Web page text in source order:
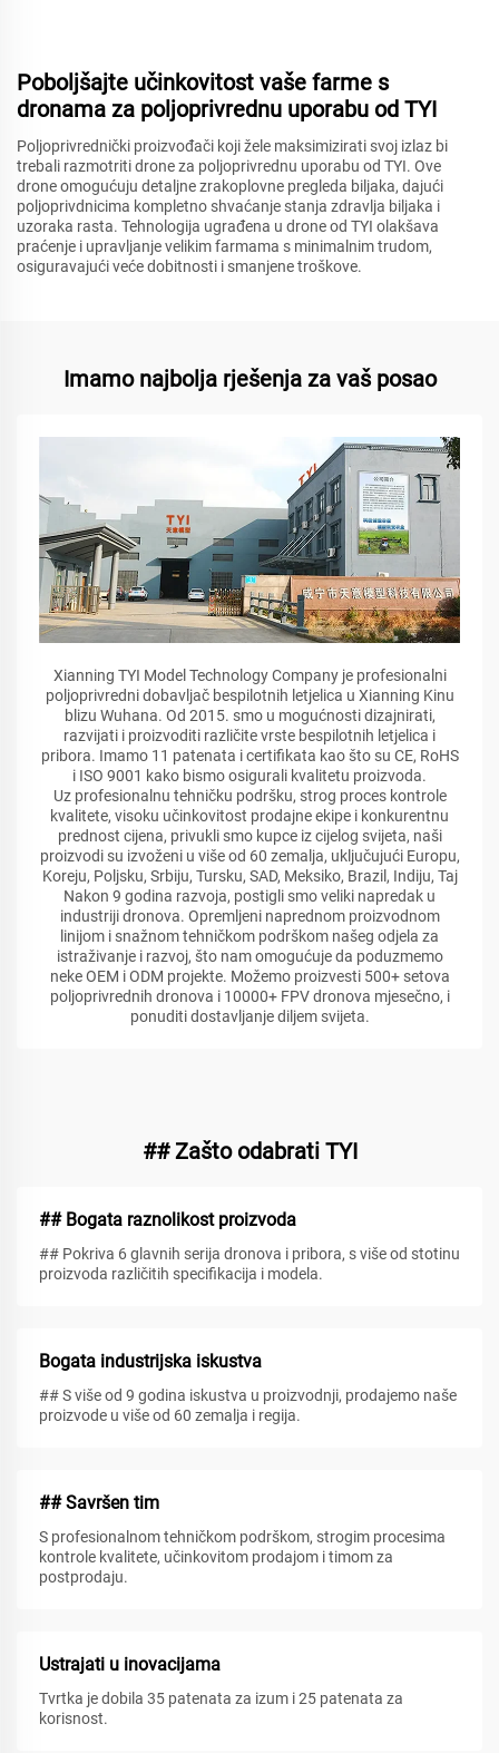
Poboljšajte učinkovitost vaše farme s
dronama za poljoprivrednu uporabu od TYI
Poljoprivrednički proizvođači koji žele maksimizirati svoj izlaz bi
trebali razmotriti drone za poljoprivrednu uporabu od TYI. Ove
drone omogućuju detaljne zrakoplovne pregleda biljaka, dajući
poljoprivdnicima kompletno shvaćanje stanja zdravlja biljaka i
uzoraka rasta. Tehnologija ugrađena u drone od TYI olakšava
praćenje i upravljanje velikim farmama s minimalnim trudom,
osiguravajući veće dobitnosti i smanjene troškove.
Imamo najbolja rješenja za vaš posao
Xianning TYI Model Technology Company je profesionalni
poljoprivredni dobavljač bespilotnih letjelica u Xianning Kinu
blizu Wuhana. Od 2015. smo u mogućnosti dizajnirati,
razvijati i proizvoditi različite vrste bespilotnih letjelica i
pribora. Imamo 11 patenata i certifikata kao što su CE, RoHS
i ISO 9001 kako bismo osigurali kvalitetu proizvoda.
Uz profesionalnu tehničku podršku, strog proces kontrole
kvalitete, visoku učinkovitost prodajne ekipe i konkurentnu
prednost cijena, privukli smo kupce iz cijelog svijeta, naši
proizvodi su izvoženi u više od 60 zemalja, uključujući Europu,
Koreju, Poljsku, Srbiju, Tursku, SAD, Meksiko, Brazil, Indiju, Taj
Nakon 9 godina razvoja, postigli smo veliki napredak u
industriji dronova. Opremljeni naprednom proizvodnom
linijom i snažnom tehničkom podrškom našeg odjela za
istraživanje i razvoj, što nam omogućuje da poduzmemo
neke OEM i ODM projekte. Možemo proizvesti 500+ setova
poljoprivrednih dronova i 10000+ FPV dronova mjesečno, i
ponuditi dostavljanje diljem svijeta.
## Zašto odabrati TYI
## Bogata raznolikost proizvoda
## Pokriva 6 glavnih serija dronova i pribora, s više od stotinu
proizvoda različitih specifikacija i modela.
Bogata industrijska iskustva
## S više od 9 godina iskustva u proizvodnji, prodajemo naše
proizvode u više od 60 zemalja i regija.
## Savršen tim
S profesionalnom tehničkom podrškom, strogim procesima
kontrole kvalitete, učinkovitom prodajom i timom za
postprodaju.
Ustrajati u inovacijama
Tvrtka je dobila 35 patenata za izum i 25 patenata za
korisnost.